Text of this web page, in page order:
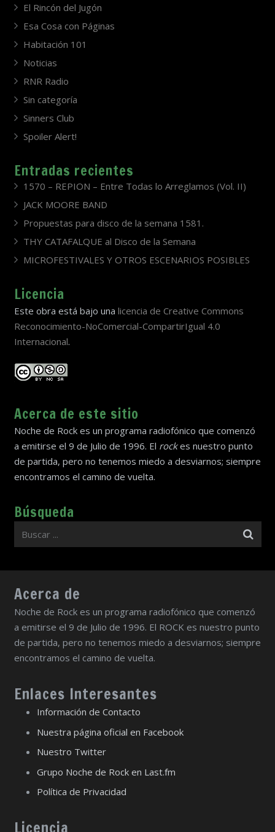
El Rincón del Jugón
Esa Cosa con Páginas
Habitación 101
Noticias
RNR Radio
Sin categoría
Sinners Club
Spoiler Alert!
Entradas recientes
1570 – REPION – Entre Todas lo Arreglamos (Vol. II)
JACK MOORE BAND
Propuestas para disco de la semana 1581.
THY CATAFALQUE al Disco de la Semana
MICROFESTIVALES Y OTROS ESCENARIOS POSIBLES
Licencia
Este obra está bajo una licencia de Creative Commons
Reconocimiento-NoComercial-CompartirIgual 4.0
Internacional.
Acerca de este sitio
Noche de Rock es un programa radiofónico que comenzó
a emitirse el 9 de Julio de 1996. El rockes nuestro punto
de partida, pero no tenemos miedo a desviarnos; siempre
encontramos el camino de vuelta.
Búsqueda
Acerca de
Noche de Rock es un programa radiofónico que comenzó
a emitirse el 9 de Julio de 1996. El ROCK es nuestro punto
de partida, pero no tenemos miedo a desviarnos; siempre
encontramos el camino de vuelta.
Enlaces Interesantes
Información de Contacto
Nuestra página oficial en Facebook
Nuestro Twitter
Grupo Noche de Rock en Last.fm
Política de Privacidad
Licencia